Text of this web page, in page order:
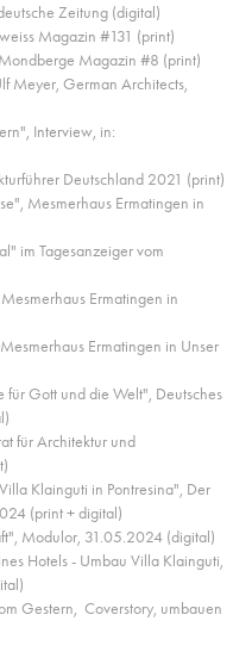
Zeitung (digital)
Magazin #131 (print)
Magazin #8 (print)
Meyer,German Architects,
Interview, in:
Deutschland 2021 (print)
Mesmerhaus Ermatingen in
imTagesanzeiger vom
Ermatingen in
Ermatingen in Unser
Gott und die Welt", Deutsches
für Architektur und
Klainguti in Pontresina", Der
(print + digital)
Modulor, 31.05.2024 (digital)
Hotels - Umbau Villa Klainguti,
Gestern, Coverstory, umbauen